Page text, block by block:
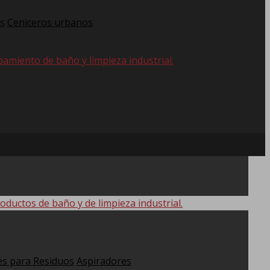
Ceniceros urbanos
de baño y limpieza industrial.
de baño y de limpieza industrial.
para Residuos Aspiradores